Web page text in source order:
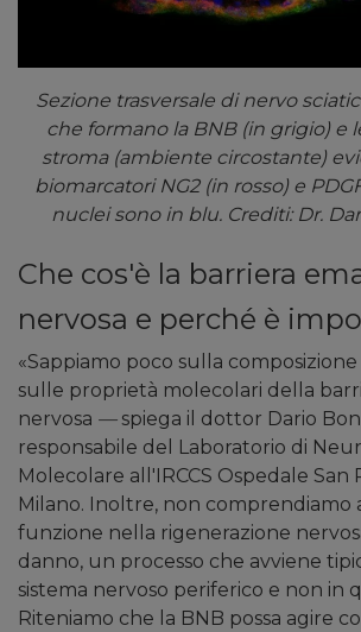
Sezione trasversale di nervo
che formano la BNB (in grigio) e
stroma (ambiente circostante)
biomarcatori NG2 (in rosso) e
nuclei sono in blu. Crediti: Dr.
Che cos'è la barriera
nervosa e perché è
«Sappiamo poco sulla
sulle proprietà molecolari della
nervosa —spiega il dottor Dario
responsabile del Laboratorio di
Molecolare all'IRCCS Ospedale San
Milano.
Inoltre, non comprendiamo
funzione nella rigenerazione
danno, un processo che avviene
sistema nervoso periferico e non in
Riteniamo che la BNB possa agire